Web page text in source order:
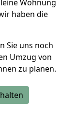
Wohnung
haben die
Sie uns noch
Umzug von
zu planen.